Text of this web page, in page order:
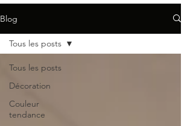
Blog
Tous les posts
Décoration
Couleur
tendance
Tous les posts